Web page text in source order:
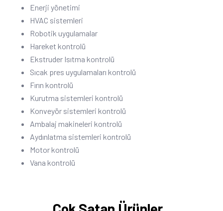
Enerji yönetimi
HVAC sistemleri
Robotik uygulamalar
Hareket kontrolü
Ekstruder Isıtma kontrolü
Sıcak pres uygulamaları kontrolü
Fırın kontrolü
Kurutma sistemleri kontrolü
Konveyör sistemleri kontrolü
Ambalaj makineleri kontrolü
Aydınlatma sistemleri kontrolü
Motor kontrolü
Vana kontrolü